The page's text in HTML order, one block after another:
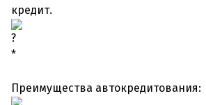
кредит.
*
Преимущества автокредитования: